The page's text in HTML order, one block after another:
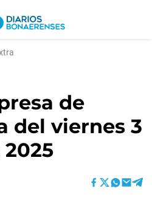
de
del viernes 3